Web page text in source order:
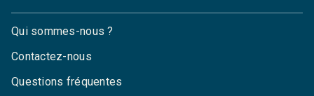
Qui sommes-nous ?
Contactez-nous
Questions fréquentes